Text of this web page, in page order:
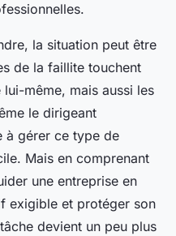
la situation peut être
de la faillite touchent
même, mais aussi les
le dirigeant
à gérer ce type de
Mais en comprenant
une entreprise en
exigible et protéger son
devient un peu plus